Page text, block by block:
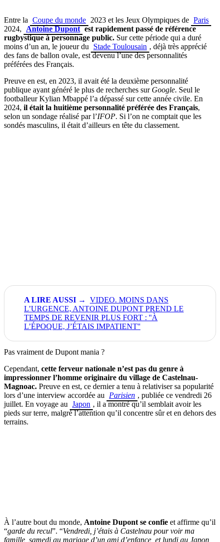
Entre la Coupe du monde 2023 et les Jeux Olympiques de Paris
2024,
Antoine Dupont est rapidement passé de référence
rugbystique à personnage public. Sur cette période qui a duré
moins d’un an, le joueur du
Stade Toulousain , déjà très apprécié
des fans de ballon ovale, est devenu l’une des personnalités
préférées des Français.
Preuve en est, en 2023, il avait été la deuxième personnalité
publique ayant généré le plus de recherches sur Google. Seul le
footballeur Kylian Mbappé l’a dépassé sur cette année civile. En
2024, il était la huitième personnalité préférée des Français,
selon un sondage réalisé par l’IFOP. Si l’on ne comptait que les
sondés masculins, il était d’ailleurs en tête du classement.
VIDEO. MOINS DANS
L’URGENCE, ANTOINE DUPONT PREND LE
TEMPS DE REVENIR PLUS FORT : ''À
L’ÉPOQUE, J’ÉTAIS IMPATIENT''
Pas vraiment de Dupont mania ?
Cependant, cette ferveur nationale n’est pas du genre à
impressionner l’homme originaire du village de Castelnau-
Magnoac. Preuve en est, ce dernier a tenu à relativiser sa popularité
lors d’une interview accordée au
Parisien , publiée ce vendredi 26
juillet. En voyage au Japon , il a montré qu’il semblait avoir les
pieds sur terre, malgré l’attention qu’il concentre sûr et en dehors des
terrains.
À l’autre bout du monde, Antoine Dupont se confie et affirme qu’il
“garde du recul”. “Vendredi, j’étais à Castelnau pour voir ma
famille, samedi au mariage d’un ami d’enfance, et lundi au Japon